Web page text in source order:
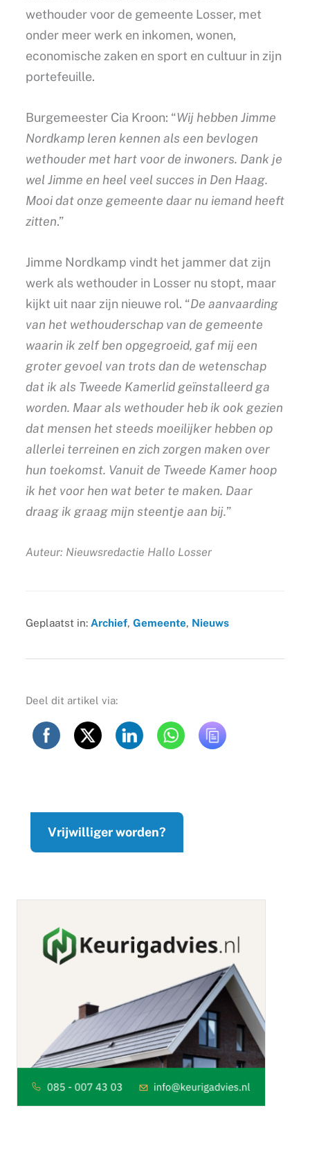
wethouder voor de gemeente Losser, met
onder meer werk en inkomen, wonen,
economische zaken en sport en cultuur in zijn
portefeuille.
Burgemeester Cia Kroon: “Wij hebben Jimme
Nordkamp leren kennen als een bevlogen
wethouder met hart voor de inwoners. Dank je
wel Jimme en heel veel succes in Den Haag.
Mooi dat onze gemeente daar nu iemand heeft
zitten.”
Jimme Nordkamp vindt het jammer dat zijn
werk als wethouder in Losser nu stopt, maar
kijkt uit naar zijn nieuwe rol. “De aanvaarding
van het wethouderschap van de gemeente
waarin ik zelf ben opgegroeid, gaf mij een
groter gevoel van trots dan de wetenschap
dat ik als Tweede Kamerlid geïnstalleerd ga
worden. Maar als wethouder heb ik ook gezien
dat mensen het steeds moeilijker hebben op
allerlei terreinen en zich zorgen maken over
hun toekomst. Vanuit de Tweede Kamer hoop
ik het voor hen wat beter te maken. Daar
draag ik graag mijn steentje aan bij.”
Auteur: Nieuwsredactie Hallo Losser
Geplaatst in: Archief, Gemeente, Nieuws
Deel dit artikel via:
Vrijwilliger worden?